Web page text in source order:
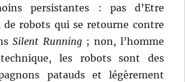
persistantes : pas d’Etre
de robots qui se retourne contre
Silent Running; non, l’homme
les robots sont des
patauds et légèrement